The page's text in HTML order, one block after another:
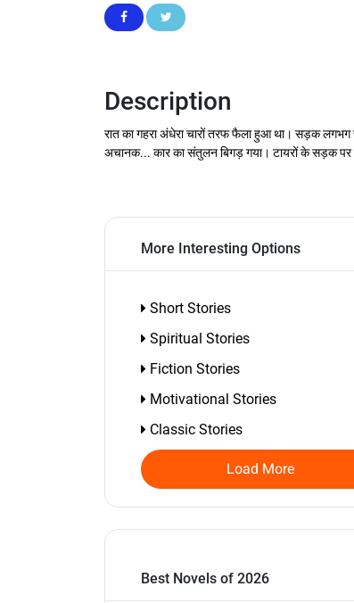
Description
रात का गहरा अंधेरा चारों तरफ फैला हुआ था। सड़क लगभग
अचानक... कार का संतुलन बिगड़ गया। टायरों के सड़क
More Interesting Options
Short Stories
Spiritual Stories
Fiction Stories
Motivational Stories
Classic Stories
Load More
Best Novels of 2026